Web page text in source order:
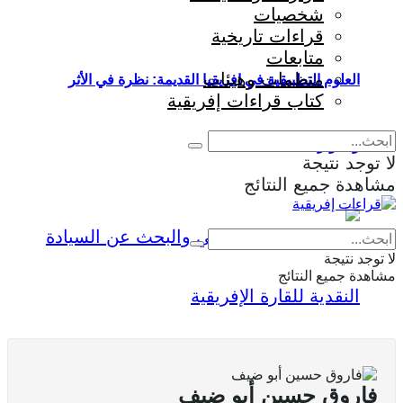
العلوم التطبيقية في إفريقيا القديمة: نظرة في الأثر
والمؤثرات
علاقة الذهب بالصراعات المسلحة والاقتصادات الموازية في
شخصيات
قراءات تاريخية
متابعات
منظمات وهيئات
كتاب قراءات إفريقية
لا توجد نتيجة
مشاهدة جميع النتائج
لا توجد نتيجة
مشاهدة جميع النتائج
فاروق حسين أبو ضيف